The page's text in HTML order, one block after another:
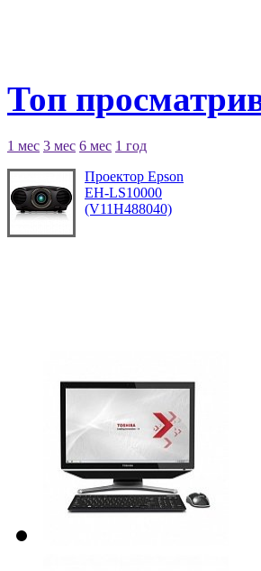
Топ
1 мес 3 мес 6 мес 1 год
Проектор Epson
EH-LS10000
(V11H488040)